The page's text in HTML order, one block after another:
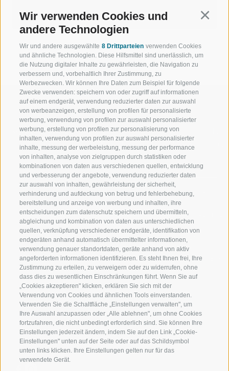
Wir verwenden Cookies und
andere Technologien
Wir und andere ausgewählte 8 Drittparteien verwenden Cookies
und ähnliche Technologien. Diese Hilfsmittel sind unerlässlich, um
die Nutzung digitaler Inhalte zu gewährleisten, die Navigation zu
verbessern und, vorbehaltlich Ihrer Zustimmung, zu
Werbezwecken. Wir können Ihre Daten zum Beispiel für folgende
Zwecke verwenden: speichern von oder zugriff auf informationen
auf einem endgerät, verwendung reduzierter daten zur auswahl
von werbeanzeigen, erstellung von profilen für personalisierte
werbung, verwendung von profilen zur auswahl personalisierter
werbung, erstellung von profilen zur personalisierung von
inhalten, verwendung von profilen zur auswahl personalisierter
inhalte, messung der werbeleistung, messung der performance
von inhalten, analyse von zielgruppen durch statistiken oder
kombinationen von daten aus verschiedenen quellen, entwicklung
und verbesserung der angebote, verwendung reduzierter daten
zur auswahl von inhalten, gewährleistung der sicherheit,
verhinderung und aufdeckung von betrug und fehlerbehebung,
bereitstellung und anzeige von werbung und inhalten, ihre
entscheidungen zum datenschutz speichern und übermitteln,
abgleichung und kombination von daten aus unterschiedlichen
quellen, verknüpfung verschiedener endgeräte, identifikation von
endgeräten anhand automatisch übermittelter informationen,
verwendung genauer standortdaten, geräte anhand von aktiv
angeforderten informationen identifizieren. Es steht Ihnen frei, Ihre
Zustimmung zu erteilen, zu verweigern oder zu widerrufen, ohne
dass dies zu wesentlichen Einschränkungen führt. Wenn Sie auf
„Cookies akzeptieren" klicken, erklären Sie sich mit der
Verwendung von Cookies und ähnlichen Tools einverstanden.
Verwenden Sie die Schaltfläche „Einstellungen verwalten", um
Ihre Auswahl anzupassen oder „Alle ablehnen", um ohne Cookies
fortzufahren, die nicht unbedingt erforderlich sind. Sie können Ihre
Einstellungen jederzeit ändern, indem Sie auf den Link „Cookie-
Einstellungen" unten auf der Seite oder auf das Schildsymbol
unten links klicken. Ihre Einstellungen gelten nur für das
verwendete Gerät.
WILLKOMMEN IN DER
FERIENREGION RATSCHINGS
JAUFENTAL
RATSCHINGS
RIDNAUNTAL
BERGBAHNEN
SKISCHULE RATSCHINGS
LUISL'S SKISCHULE IN RATSCHINGS
SPORT UND
MENGE
SKIFAHREN
WANDERN
HOCHALPINE
BIKEN
LANGLAUFEN
FOLGE UNS AUF SOCIAL MEDIA